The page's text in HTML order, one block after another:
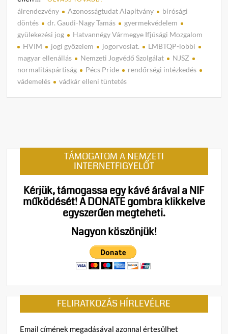
álrendezvény Azonosságtudat Alapítvány
bírósági
döntés
dr. Gaudi-Nagy Tamás
gyermekvédelem
gyülekezési jog
Hatvannégy Vármegye Ifjúsági Mozgalom
HVIM
jogi győzelem jogorvoslat.
LMBTQP-lobbi
magyar ellenállás
Nemzeti Jogvédő Szolgálat
NJSZ
normalitáspártiság
Pécs Pride
rendőrségi intézkedés
vádemelés
vádkár elleni tüntetés
on
TÁMOGATOM A NEMZETI
INTERNETFIGYELŐT
Kérjük, támogassa egy kávé árával a NIF
működését!A DONATE gombra klikkelve
egyszerűen megteheti.
Nagyon köszönjük!
FELIRATKOZÁS HÍRLEVÉLRE
Email címének megadásával azonnal értesülhet